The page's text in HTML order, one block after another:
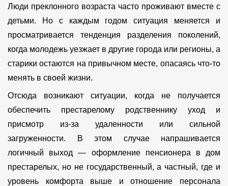
Люди преклонного возраста часто проживают вместе с
детьми. Но с каждым годом ситуация меняется и
просматривается тенденция разделения поколений,
когда молодежь уезжает в другие города или регионы, а
старики остаются на привычном месте, опасаясь что-то
менять в своей жизни.
Отсюда возникают ситуации, когда не получается
обеспечить престарелому родственнику уход и
присмотр из-за удаленности или сильной
загруженности. В этом случае напрашивается
логичный выход — оформление пенсионера в дом
престарелых, но не государственный, а частный, где и
уровень комфорта выше и отношение персонала